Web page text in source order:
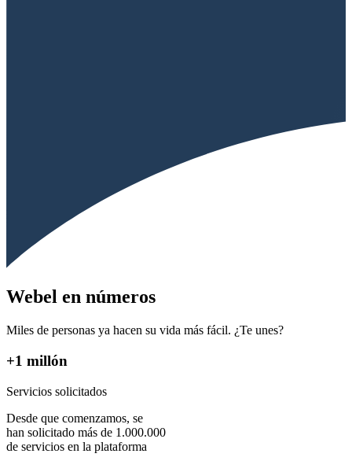
Webel en números
Miles de personas ya hacen su vida más fácil. ¿Te unes?
+1 millón
Servicios solicitados
Desde que comenzamos, se
han solicitado más de 1.000.000
de servicios en la plataforma